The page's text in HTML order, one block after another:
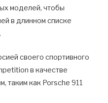
моделей, чтобы
в длинном списке
своего спортивного
в качестве
таким как Porsche 911